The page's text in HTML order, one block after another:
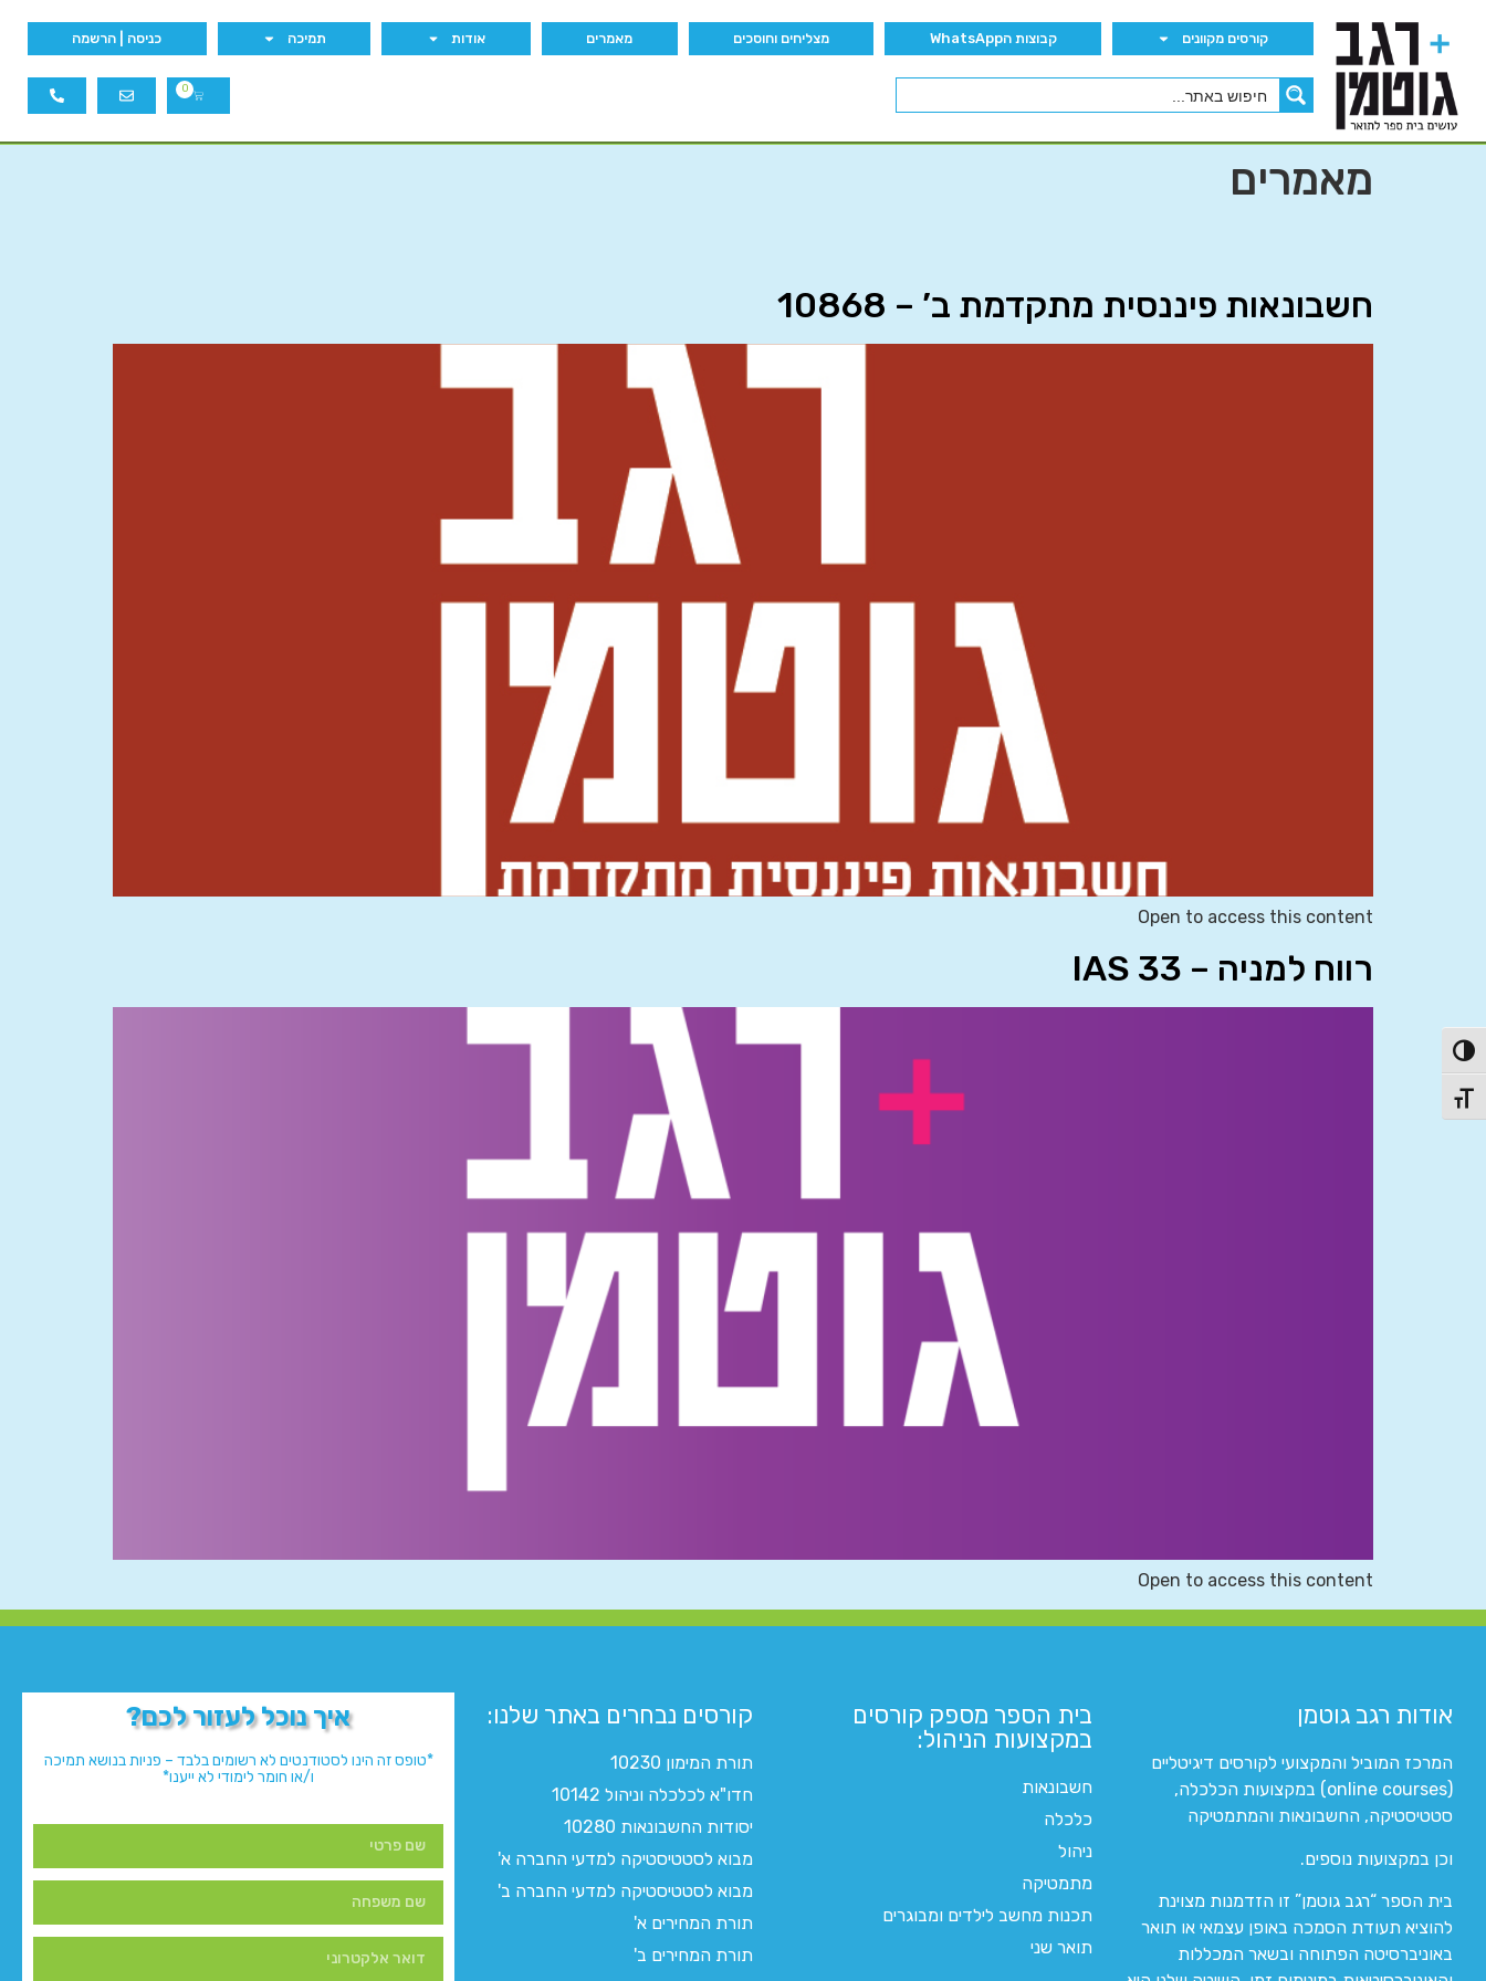
הפעל/כבה ניגודיות גבוהה
מתג גודל גופן
קורסים מקוונים קבוצות הWhatsApp מצליחים וחוסכים מאמרים אודות תמיכה כניסה | הרשמה
0
מאמרים
חשבונאות פיננסית מתקדמת ב’ – 10868
Open to access this content
רווח למניה – IAS 33
Open to access this content
אודות רגב גוטמן
המרכז המוביל והמקצועי לקורסים דיגיטליים
(online courses) במקצועות הכלכלה,
סטטיסטיקה, החשבונאות והמתמטיקה
וכן במקצועות נוספים.
בית הספר “רגב גוטמן” זו הזדמנות מצוינת
להוציא תעודת הסמכה באופן עצמאי או תואר
באוניברסיטה הפתוחה ובשאר המכללות
בית הספר מספק קורסים
במקצועות הניהול:
חשבונאות
כלכלה
ניהול
מתמטיקה
תכנות מחשב לילדים ומבוגרים
תואר שני
קורסים נבחרים באתר שלנו:​
תורת המימון 10230
חדו"א לכלכלה וניהול 10142
יסודות החשבונאות 10280
מבוא לסטטיסטיקה למדעי החברה א'
מבוא לסטטיסטיקה למדעי החברה ב'
תורת המחירים א'
תורת המחירים ב'
איך נוכל לעזור לכם?
*טופס זה הינו לסטודנטים לא רשומים בלבד – פניות בנושא תמיכה
ו/או חומר לימודי לא ייענו*